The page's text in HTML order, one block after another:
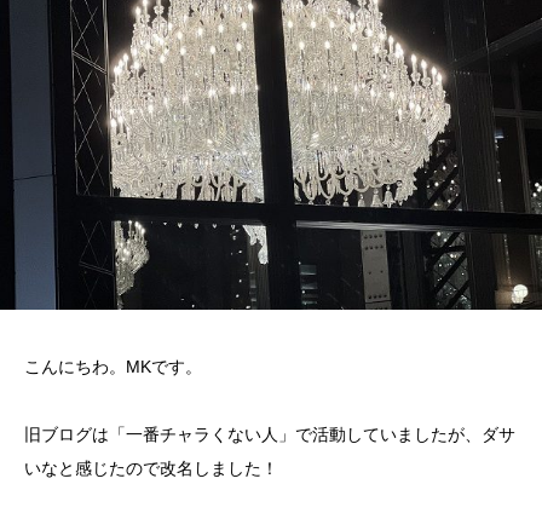
こんにちわ。MKです。
旧ブログは「一番チャラくない人」で活動していましたが、ダサ
いなと感じたので改名しました！